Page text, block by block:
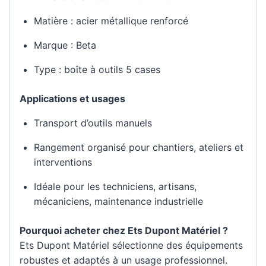
Matière : acier métallique renforcé
Marque : Beta
Type : boîte à outils 5 cases
Applications et usages
Transport d’outils manuels
Rangement organisé pour chantiers, ateliers et
interventions
Idéale pour les techniciens, artisans,
mécaniciens, maintenance industrielle
Pourquoi acheter chez Ets Dupont Matériel ?
Ets Dupont Matériel sélectionne des équipements
robustes et adaptés à un usage professionnel.